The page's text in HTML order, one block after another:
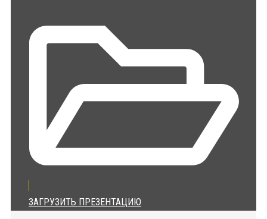
ЗАГРУЗИТЬ ПРЕЗЕНТАЦИЮ